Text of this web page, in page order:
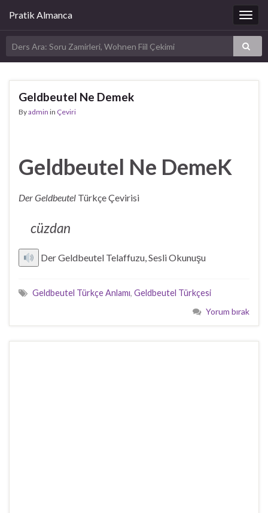
Pratik Almanca
Geldbeutel Ne Demek
Byadmin in Çeviri
Geldbeutel Ne DemeK
Der Geldbeutel Türkçe Çevirisi
cüzdan
Der Geldbeutel Telaffuzu, Sesli Okunuşu
Geldbeutel Türkçe Anlamı, Geldbeutel Türkçesi
Yorum bırak